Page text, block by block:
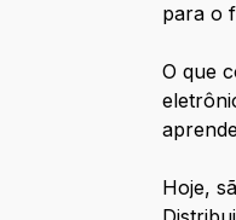
para o
O que
Hoje,